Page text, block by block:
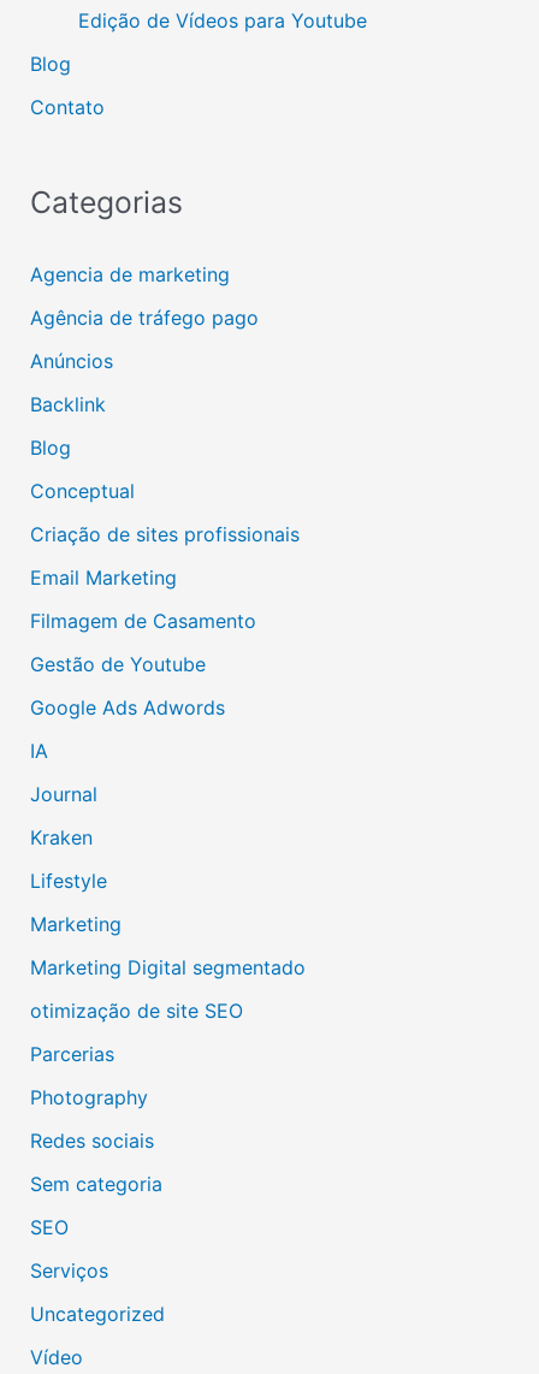
Edição de Vídeos para Youtube
Blog
Contato
Categorias
Agencia de marketing
Agência de tráfego pago
Anúncios
Backlink
Blog
Conceptual
Criação de sites profissionais
Email Marketing
Filmagem de Casamento
Gestão de Youtube
Google Ads Adwords
IA
Journal
Kraken
Lifestyle
Marketing
Marketing Digital segmentado
otimização de site SEO
Parcerias
Photography
Redes sociais
Sem categoria
SEO
Serviços
Uncategorized
Vídeo